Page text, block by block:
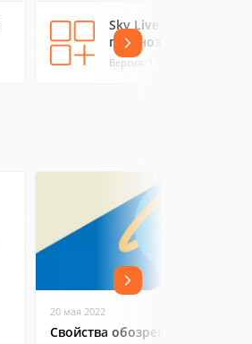
Sky Live - звёздный
прогноз
Версия: 1.2.4
20 мая 2022
Свойства обозревателя